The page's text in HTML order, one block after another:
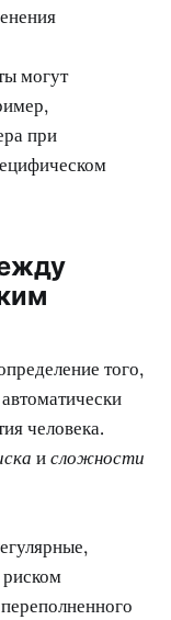
могут
при
того,
человека.
исложности